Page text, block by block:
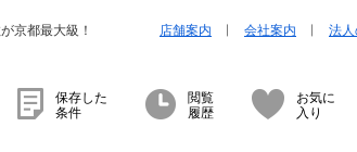
京都最大級！ 店舗案内 会社案内 法
保存した
条件
閲覧
履歴
お気に
入り